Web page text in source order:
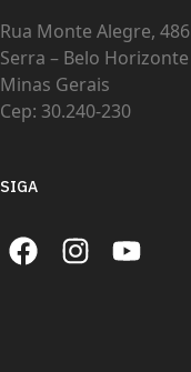
Rua Monte Alegre, 486
Serra – Belo Horizonte
Minas Gerais
Cep: 30.240-230
SIGA